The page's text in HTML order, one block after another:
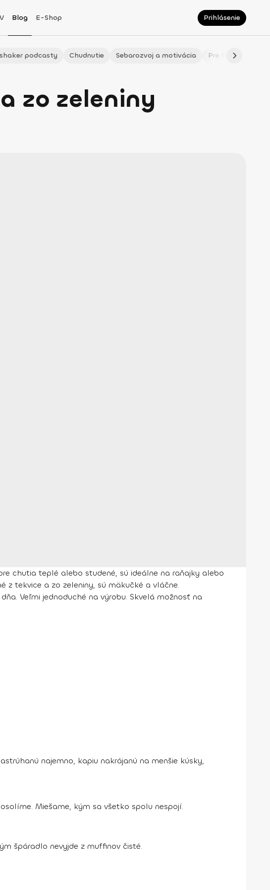
Blog E-Shop Prihlásenie
podcasty Chudnutie Sebarozvoj a motivácia Pre fitmaminky
zo zeleniny
chutia teplé alebo studené, sú ideálne na raňajky alebo
z tekvice a zo zeleniny, sú mäkučké a vláčne.
Veľmi jednoduché na výrobu. Skvelá možnosť na
najemno, kapiu nakrájanú na menšie kúsky,
Miešame, kým sa všetko spolu nespojí.
špáradlo nevyjde z muffinov čisté.